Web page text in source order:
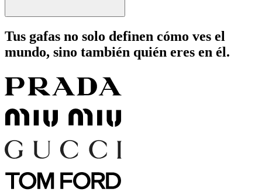
Tus gafas no solo definen cómo ves el
mundo, sino también quién eres en él.